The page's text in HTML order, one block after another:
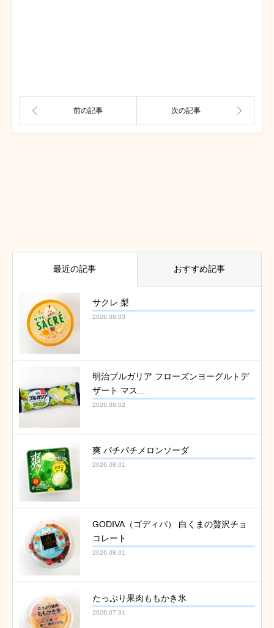
最近の記事 おすすめ記事
サクレ 梨
2026.08.03
明治ブルガリア フローズンヨーグルトデ
ザート マス...
2026.08.02
爽 パチパチメロンソーダ
2026.08.01
GODIVA（ゴディバ） 白くまの贅沢チョ
コレート
2026.08.01
たっぷり果肉ももかき氷
2026.07.31